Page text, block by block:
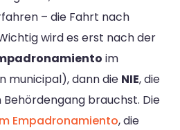
– die Fahrt nach
wird es erst nach der
im
municipal), dann die NIE, die
Behördengang brauchst. Die
Empadronamiento, die